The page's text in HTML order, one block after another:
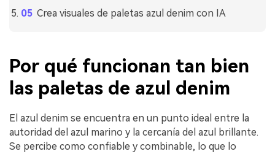
Crea visuales de paletas azul denim con IA
Por qué funcionan tan bien
las paletas de azul denim
El azul denim se encuentra en un punto ideal entre la
autoridad del azul marino y la cercanía del azul brillante.
Se percibe como confiable y combinable, lo que lo